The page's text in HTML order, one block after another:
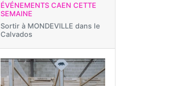
ÉVÉNEMENTS CAEN CETTE
SEMAINE
Sortir à MONDEVILLE dans le
Calvados